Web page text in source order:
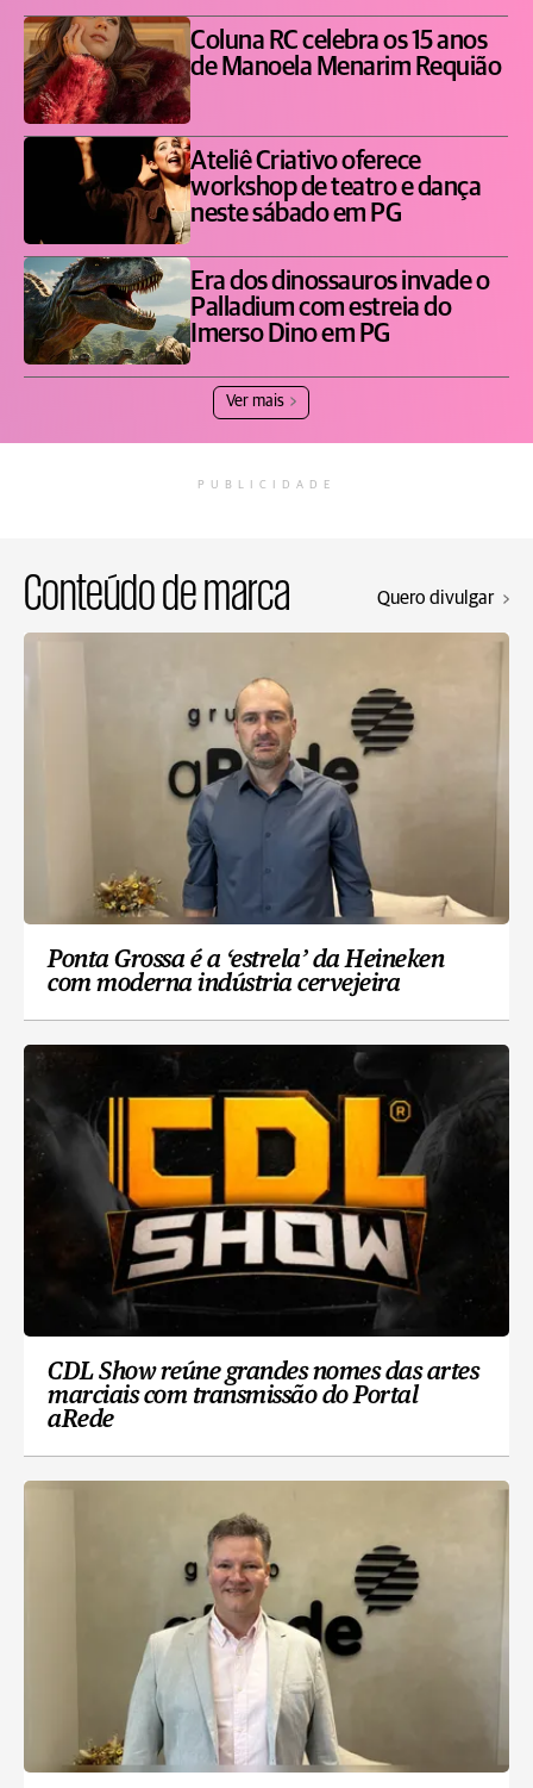
Coluna RC celebra os 15 anos
de Manoela Menarim Requião
Ateliê Criativo oferece
workshop de teatro e dança
neste sábado em PG
Era dos dinossauros invade o
Palladium com estreia do
Imerso Dino em PG
Ver mais
PUBLICIDADE
Conteúdo de marca Quero divulgar
Ponta Grossa é a ‘estrela’ da Heineken
com moderna indústria cervejeira
CDL Show reúne grandes nomes das artes
marciais com transmissão do Portal
aRede